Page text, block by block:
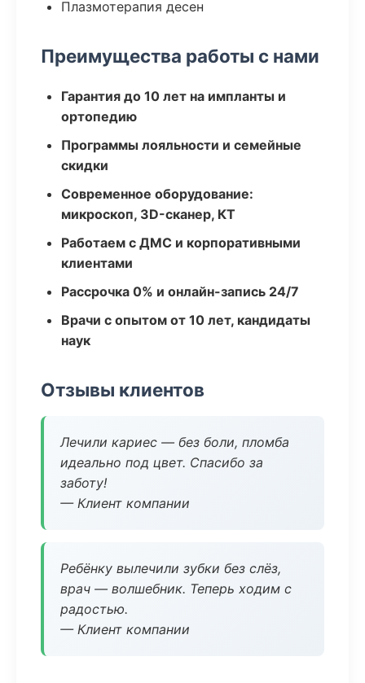
Плазмотерапия десен
Преимущества работы с нами
Гарантия до 10 лет на импланты и
ортопедию
Программы лояльности и семейные
скидки
Современное оборудование:
микроскоп, 3D-сканер, КТ
Работаем с ДМС и корпоративными
клиентами
Рассрочка 0% и онлайн-запись 24/7
Врачи с опытом от 10 лет, кандидаты
наук
Отзывы клиентов
Лечили кариес — без боли, пломба
идеально под цвет. Спасибо за
заботу!
— Клиент компании
Ребёнку вылечили зубки без слёз,
врач — волшебник. Теперь ходим с
радостью.
— Клиент компании